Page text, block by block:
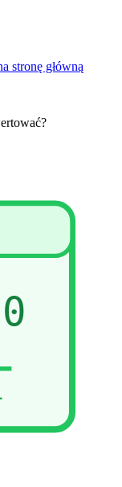
stronę główną